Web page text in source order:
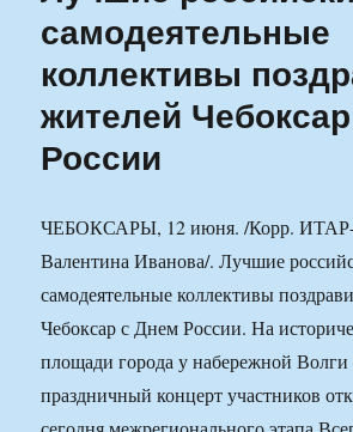
самодеятельные
коллективы
жителей
России
ЧЕБОКСАРЫ, 12 июня. /Корр.
Валентина Иванова/. Лучшие
самодеятельные коллективы
Чебоксар с Днем России. На
площади города у набережной Волги
праздничный концерт участников